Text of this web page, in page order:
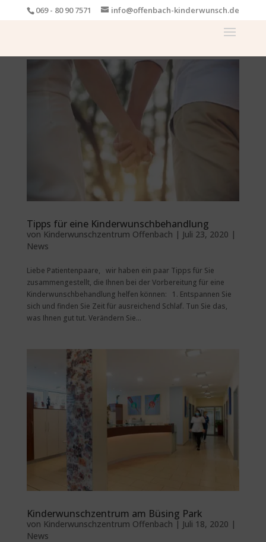
069 - 80 90 7571 info@offenbach-kinderwunsch.de
Tipps für eine Kinderwunschbehandlung
von Kinderwunschzentrum Offenbach | Juli 23, 2020 |
News
Liebe Patientenpaare, wir haben ein paar Tipps für Sie
zusammengestellt, die Ihnen bei der Vorbereitung für eine
Kinderwunschbehandlung helfen können: 1. Entspannen Sie
sich und finden Sie Zeit für ausreichend Schlaf. Tun Sie das,
was Ihnen gut tut. Verändern Sie...
Kinderwunschzentrum am Büsing Park
von Kinderwunschzentrum Offenbach | Juli 18, 2020 |
News